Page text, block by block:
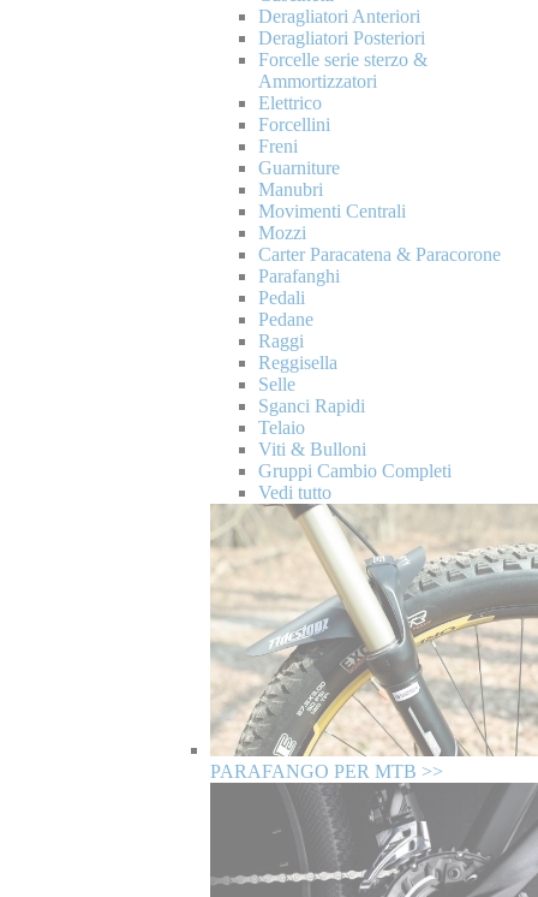
Deragliatori Anteriori
Deragliatori Posteriori
Forcelle serie sterzo &
Ammortizzatori
Elettrico
Forcellini
Freni
Guarniture
Manubri
Movimenti Centrali
Mozzi
Carter Paracatena & Paracorone
Parafanghi
Pedali
Pedane
Raggi
Reggisella
Selle
Sganci Rapidi
Telaio
Viti & Bulloni
Gruppi Cambio Completi
Vedi tutto
PARAFANGO PER MTB >>